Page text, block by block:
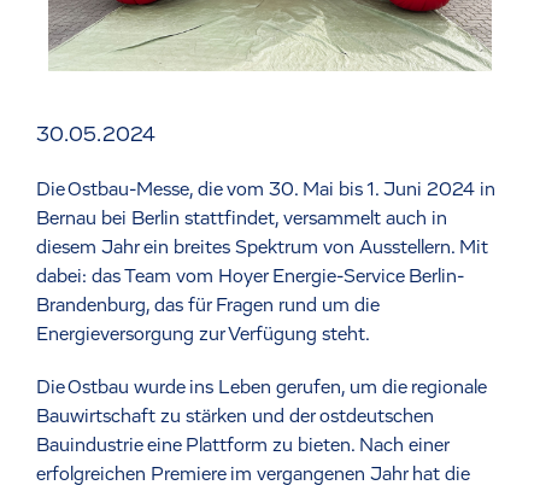
30.05.2024
Die Ostbau-Messe, die vom 30. Mai bis 1. Juni 2024 in
Bernau bei Berlin stattfindet, versammelt auch in
diesem Jahr ein breites Spektrum von Ausstellern. Mit
dabei: das Team vom Hoyer Energie-Service Berlin-
Brandenburg, das für Fragen rund um die
Energieversorgung zur Verfügung steht.
Die Ostbau wurde ins Leben gerufen, um die regionale
Bauwirtschaft zu stärken und der ostdeutschen
Bauindustrie eine Plattform zu bieten. Nach einer
erfolgreichen Premiere im vergangenen Jahr hat die